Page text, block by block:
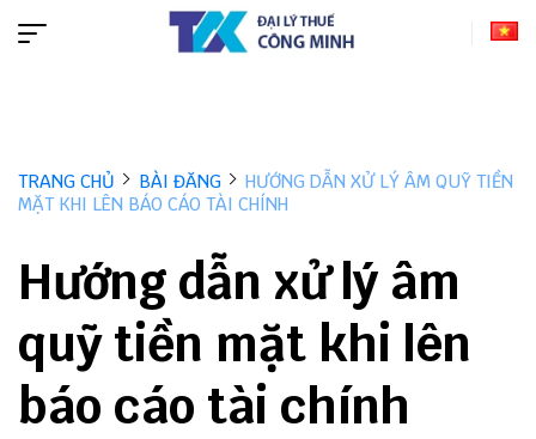
TRANG CHỦ BÀI ĐĂNG
HƯỚNG DẪN XỬ LÝ ÂM QUỸ TIỀN
MẶT KHI LÊN BÁO CÁO TÀI CHÍNH
Hướng dẫn xử lý âm
quỹ tiền mặt khi lên
báo cáo tài chính